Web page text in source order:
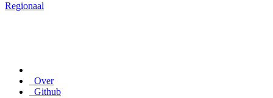
Regionaal
Over
Github